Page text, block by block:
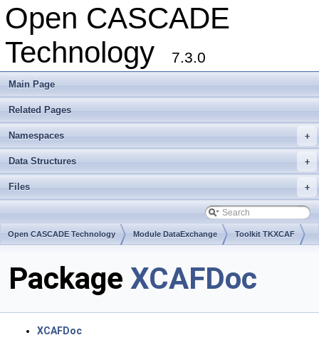
Open CASCADE
Technology
7.3.0
Main Page
Related Pages
+
Namespaces
+
Data Structures
+
Files
Open CASCADE Technology Module DataExchange Toolkit TKXCAF
Package XCAFDoc
XCAFDoc